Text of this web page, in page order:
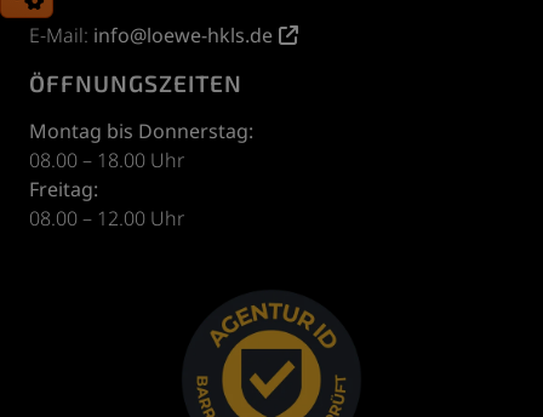
E-Mail: info@loewe-hkls.de
ÖFFNUNGSZEITEN
Montag bis Donnerstag:
08.00 – 18.00 Uhr
Freitag:
08.00 – 12.00 Uhr